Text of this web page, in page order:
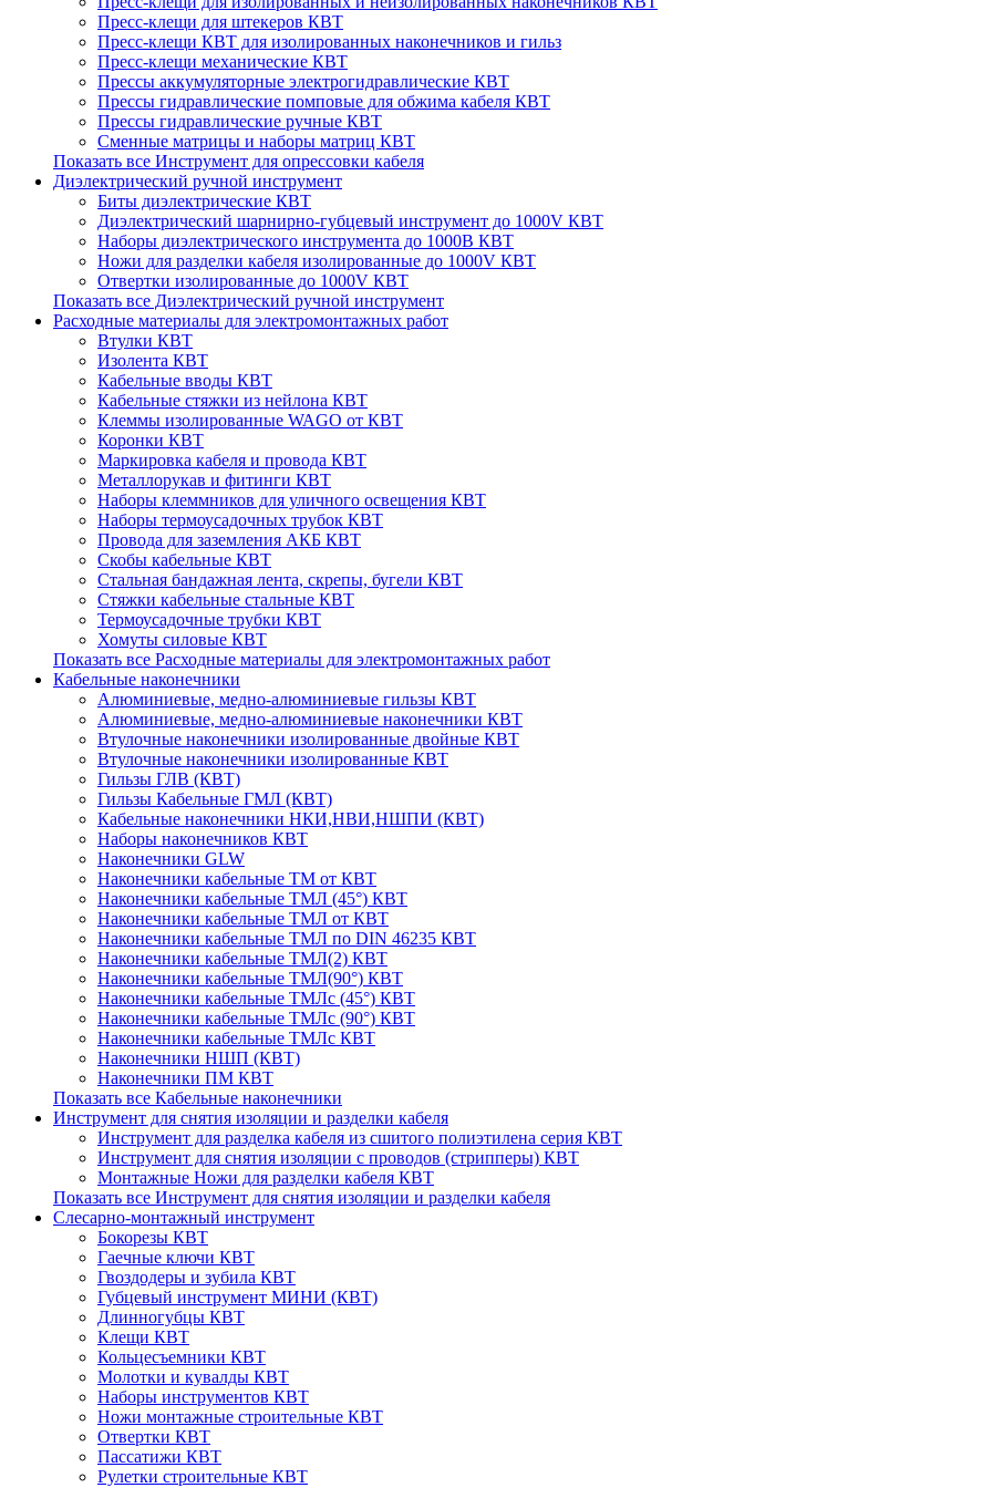
Пресс-клещи для штекеров КВТ
Пресс-клещи КВТ для изолированных наконечников и гильз
Пресс-клещи механические КВТ
Прессы аккумуляторные электрогидравлические КВТ
Прессы гидравлические помповые для обжима кабеля КВТ
Прессы гидравлические ручные КВТ
Сменные матрицы и наборы матриц КВТ
Показать все Инструмент для опрессовки кабеля
Диэлектрический ручной инструмент
Биты диэлектрические КВТ
Диэлектрический шарнирно-губцевый инструмент до 1000V КВТ
Наборы диэлектрического инструмента до 1000В КВТ
Ножи для разделки кабеля изолированные до 1000V КВТ
Отвертки изолированные до 1000V КВТ
Показать все Диэлектрический ручной инструмент
Расходные материалы для электромонтажных работ
Втулки КВТ
Изолента КВТ
Кабельные вводы КВТ
Кабельные стяжки из нейлона КВТ
Клеммы изолированные WAGO от КВТ
Коронки КВТ
Маркировка кабеля и провода КВТ
Металлорукав и фитинги КВТ
Наборы клеммников для уличного освещения КВТ
Наборы термоусадочных трубок КВТ
Провода для заземления АКБ КВТ
Скобы кабельные КВТ
Стальная бандажная лента, скрепы, бугели КВТ
Стяжки кабельные стальные КВТ
Термоусадочные трубки КВТ
Хомуты силовые КВТ
Показать все Расходные материалы для электромонтажных работ
Кабельные наконечники
Алюминиевые, медно-алюминиевые гильзы КВТ
Алюминиевые, медно-алюминиевые наконечники КВТ
Втулочные наконечники изолированные двойные КВТ
Втулочные наконечники изолированные КВТ
Гильзы ГЛВ (КВТ)
Гильзы Кабельные ГМЛ (КВТ)
Кабельные наконечники НКИ,НВИ,НШПИ (КВТ)
Наборы наконечников КВТ
Наконечники GLW
Наконечники кабельные ТМ от КВТ
Наконечники кабельные ТМЛ (45°) КВТ
Наконечники кабельные ТМЛ от КВТ
Наконечники кабельные ТМЛ по DIN 46235 КВТ
Наконечники кабельные ТМЛ(2) КВТ
Наконечники кабельные ТМЛ(90°) КВТ
Наконечники кабельные ТМЛс (45°) КВТ
Наконечники кабельные ТМЛс (90°) КВТ
Наконечники кабельные ТМЛс КВТ
Наконечники НШП (КВТ)
Наконечники ПМ КВТ
Показать все Кабельные наконечники
Инструмент для снятия изоляции и разделки кабеля
Инструмент для разделка кабеля из сшитого полиэтилена серия КВТ
Инструмент для снятия изоляции с проводов (стрипперы) КВТ
Монтажные Ножи для разделки кабеля КВТ
Показать все Инструмент для снятия изоляции и разделки кабеля
Слесарно-монтажный инструмент
Бокорезы КВТ
Гаечные ключи КВТ
Гвоздодеры и зубила КВТ
Губцевый инструмент МИНИ (КВТ)
Длинногубцы КВТ
Клещи КВТ
Кольцесъемники КВТ
Молотки и кувалды КВТ
Наборы инструментов КВТ
Ножи монтажные строительные КВТ
Отвертки КВТ
Пассатижи КВТ
Рулетки строительные КВТ